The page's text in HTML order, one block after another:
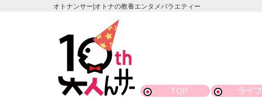
オトナンサー|オトナの教養エンタメバラエティー
TOP ライフ